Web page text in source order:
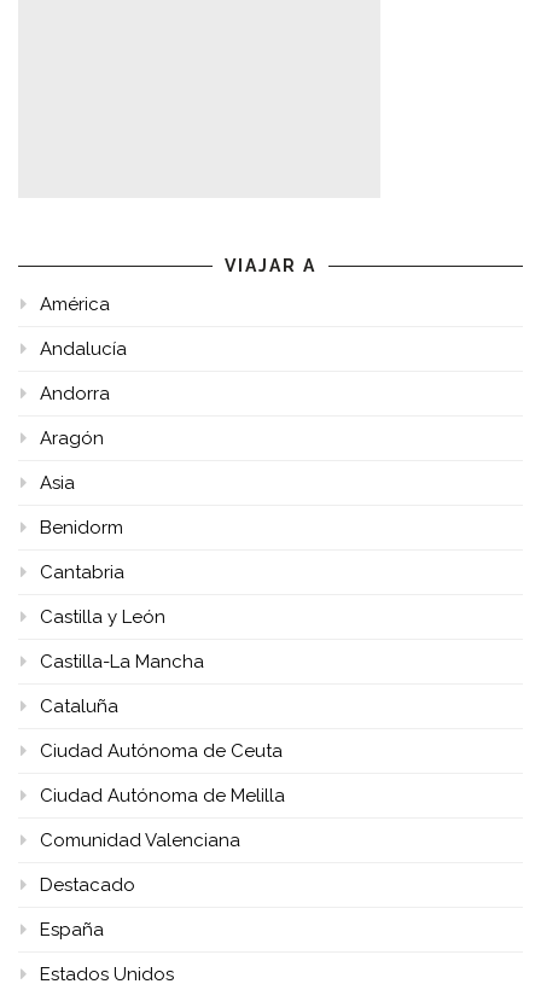
VIAJAR A
América
Andalucía
Andorra
Aragón
Asia
Benidorm
Cantabria
Castilla y León
Castilla-La Mancha
Cataluña
Ciudad Autónoma de Ceuta
Ciudad Autónoma de Melilla
Comunidad Valenciana
Destacado
España
Estados Unidos